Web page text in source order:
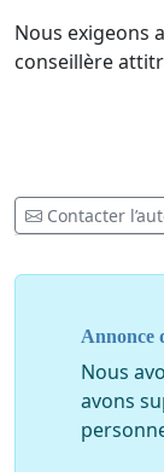
Nous exigeons
conseillère
Contacter
Annonce
Nous
avons